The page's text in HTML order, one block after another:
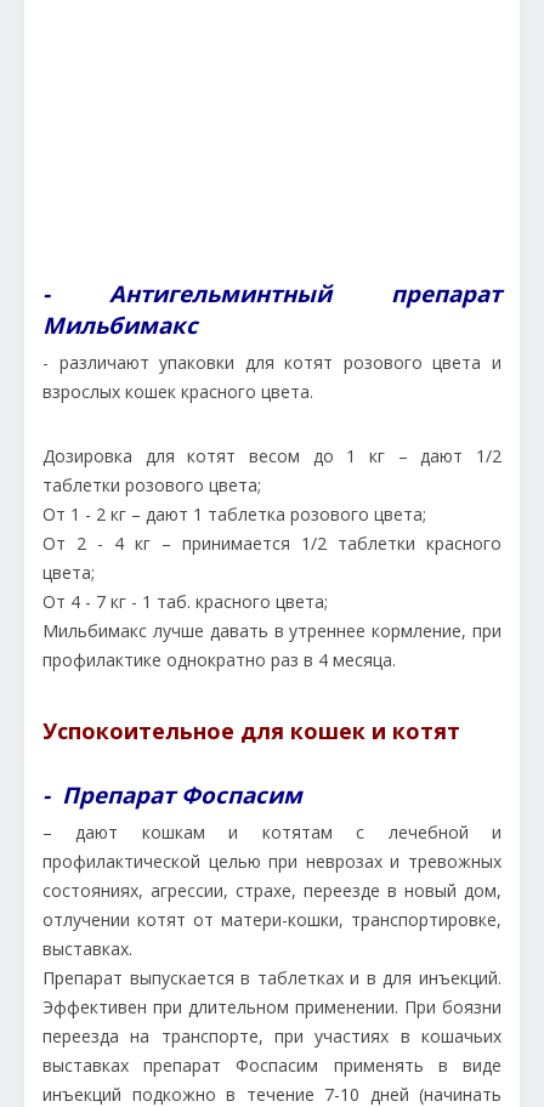
- Антигельминтный препарат
Мильбимакс
- различают упаковки для котят розового цвета и
взрослых кошек красного цвета.
Дозировка для котят весом до 1 кг – дают 1/2
таблетки розового цвета;
От 1 - 2 кг – дают 1 таблетка розового цвета;
От 2 - 4 кг – принимается 1/2 таблетки красного
цвета;
От 4 - 7 кг - 1 таб. красного цвета;
Мильбимакс лучше давать в утреннее кормление, при
профилактике однократно раз в 4 месяца.
Успокоительное для кошек и котят
- Препарат Фоспасим
– дают кошкам и котятам с лечебной и
профилактической целью при неврозах и тревожных
состояниях, агрессии, страхе, переезде в новый дом,
отлучении котят от матери-кошки, транспортировке,
выставках.
Препарат выпускается в таблетках и в для инъекций.
Эффективен при длительном применении. При боязни
переезда на транспорте, при участиях в кошачьих
выставках препарат Фоспасим применять в виде
инъекций подкожно в течение 7-10 дней (начинать